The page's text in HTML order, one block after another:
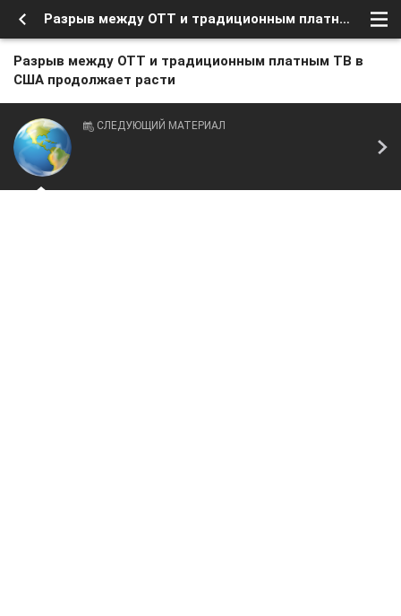
Разрыв между OTT и традиционным платным ТВ в США продолжает расти
Разрыв между OTT и традиционным платным ТВ в
США продолжает расти
СЛЕДУЮЩИЙ МАТЕРИАЛ